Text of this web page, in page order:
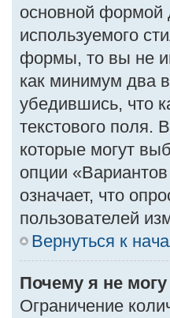
основной формой
используемого
формы, то вы не
как минимум два
убедившись, что
текстового поля.
которые могут
опции
означает, что
пользователей
Вернуться к
Почему я не
Ограничение